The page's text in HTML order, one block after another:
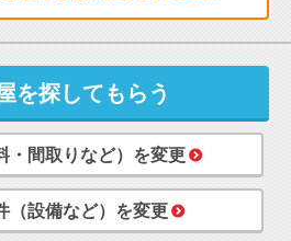
を探してもらう
・間取りなど）を変更
（設備など）を変更